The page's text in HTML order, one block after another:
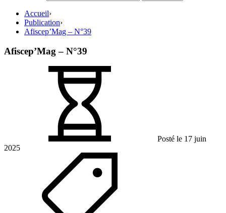
Accueil›
Publication›
Afiscep’Mag – N°39
Afiscep’Mag – N°39
Posté le 17 juin
2025